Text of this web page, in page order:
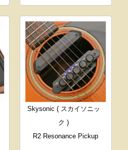
Skysonic ( スカイソニッ
ク )
R2 Resonance Pickup